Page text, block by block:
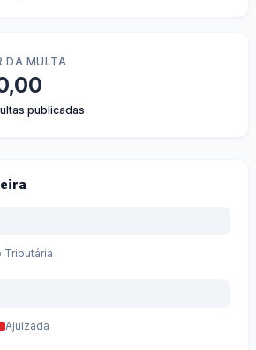
DA MULTA
publicadas
Tributária
Ajuizada